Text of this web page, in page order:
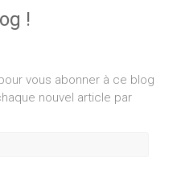
!
vous abonner à ce blog
nouvel article par